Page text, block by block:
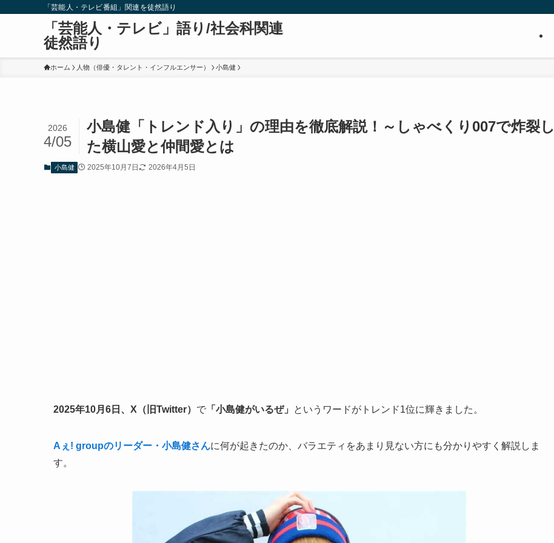
「芸能人・テレビ番組」関連を徒然語り
「芸能人・テレビ」語り/社会科関連
徒然語り
ホーム 人物（俳優・タレント・インフルエンサー） 小島健
小島健「トレンド入り」の理由を徹底解説！～しゃべくり007で炸裂し
た横山愛と仲間愛とは
2026
4/05
小島健 2025年10月7日 2026年4月5日
2025年10月6日、X（旧Twitter） で 「小島健がいるぜ」 というワードがトレンド1位に輝きました。
Aぇ! groupのリーダー・小島健さんに何が起きたのか、バラエティをあまり見ない方にも分かりやすく解説しま
す。